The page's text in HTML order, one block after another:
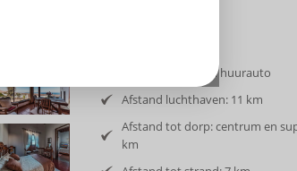
Inclusief vlucht en huurauto
Afstand luchthaven: 11 km
Afstand tot dorp: centrum en
km